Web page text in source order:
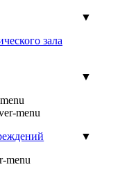
▼
зала
▼
▼